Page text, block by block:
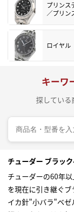
プリンス
／プリン
ロイヤル
キーワ
探している
チューダー ブラッ
チューダーの60年
を現在に引き継ぐブ
イカ針"小バラ"ベゼ